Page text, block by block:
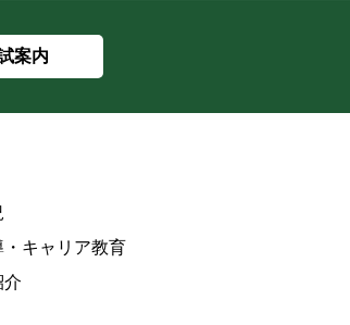
案内
・キャリア教育
介